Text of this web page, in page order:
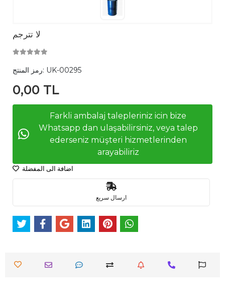
لا تترجم
رمز المنتج: UK-00295
0,00 TL
Farkli ambalaj talepleriniz icin bize
Whatsapp dan ulaşabilirsiniz, veya talep
ederseniz müşteri hizmetlerinden
arayabiliriz
اضافة الى المفضلة
ارسال سريع